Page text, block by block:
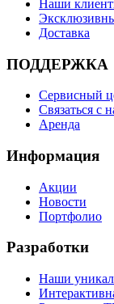
Наши
Доставка
ПОДДЕРЖКА
Сервисный
Связаться с
Аренда
Информация
Акции
Новости
Портфолио
Разработки
Наши